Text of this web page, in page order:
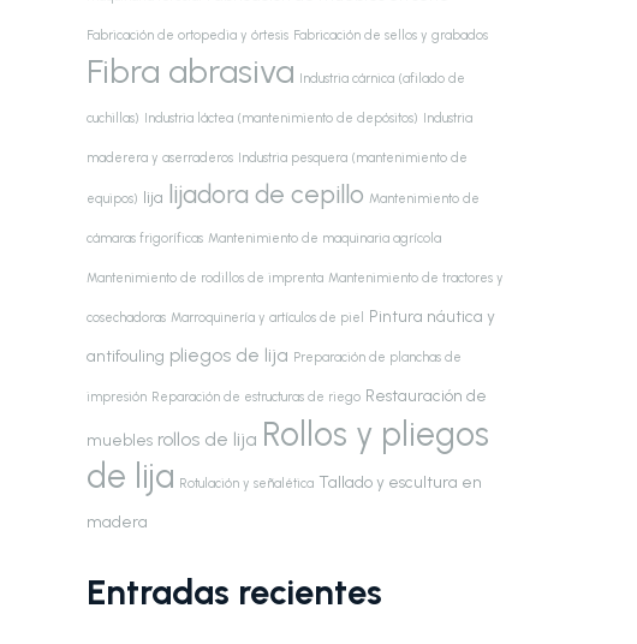
Fabricación de ortopedia y órtesis Fabricación de sellos y grabados
Fibra abrasiva Industria cárnica (afilado de
cuchillas) Industria láctea (mantenimiento de depósitos) Industria
maderera y aserraderos Industria pesquera (mantenimiento de
equipos) lija lijadora de cepillo Mantenimiento de
cámaras frigoríficas Mantenimiento de maquinaria agrícola
Mantenimiento de rodillos de imprenta Mantenimiento de tractores y
cosechadoras Marroquinería y artículos de piel Pintura náutica y
antifouling pliegos de lija Preparación de planchas de
impresión Reparación de estructuras de riego Restauración de
muebles rollos de lija Rollos y pliegos
de lija Rotulación y señalética Tallado y escultura en
madera
Entradas recientes